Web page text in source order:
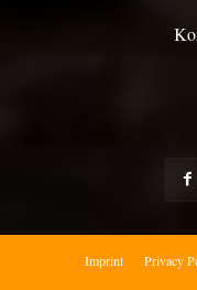
Imprint Privacy